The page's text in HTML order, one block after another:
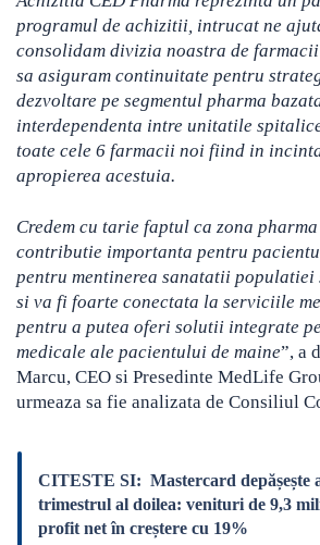
programul de achizitii, intrucat ne
consolidam divizia noastra de
sa asiguram continuitate pentru
dezvoltare pe segmentul pharma
interdependenta intre unitatile
toate cele 6 farmacii noi fiind in
apropierea acestuia.
Credem cu tarie faptul ca zona
contributie importanta pentru
pentru mentinerea sanatatii
si va fi foarte conectata la serviciile
pentru a putea oferi solutii integrate
medicale ale pacientului de maine”, a
Marcu, CEO si Presedinte MedLife
urmeaza sa fie analizata de Consiliul
CITESTE SI: Mastercard depășește
trimestrul al doilea: venituri de 9,3
profit net în creștere cu 19%